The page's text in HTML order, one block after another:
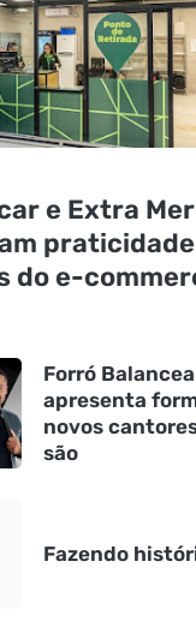
e Extra
do e-
Forró
apresenta
novos
são
Fazendo